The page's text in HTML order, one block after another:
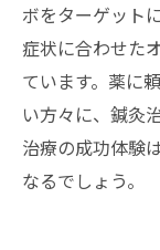
ボをターゲット
症状に合わせた
ています。薬に
い方々に、鍼灸
治療の成功体験
なるでしょう。